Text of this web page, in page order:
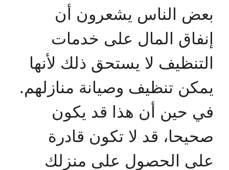
بعض الناس يشعرون أن
إنفاق المال على خدمات
التنظيف لا يستحق ذلك لأنها
يمكن تنظيف وصيانة منازلهم.
في حين أن هذا قد يكون
صحيحا، قد لا تكون قادرة
على الحصول على منزلك